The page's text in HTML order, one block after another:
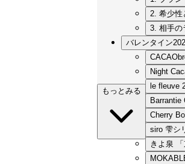
2. 希少性
3. 相手の
バレンタイン
Night
le fleuve
Barrantie
Cherry
siro 雫シ
きよ泉
もっとみる